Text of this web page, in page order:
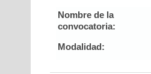
Nombre de la
convocatoria:
Modalidad: